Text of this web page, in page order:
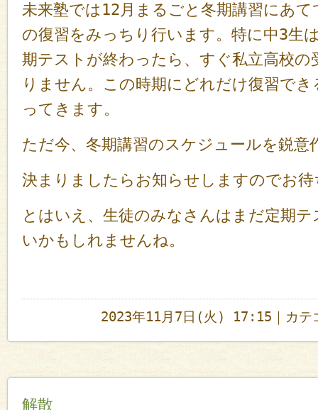
未来塾では12月まるごと冬期講習にあ
の復習をみっちり行います。特に中3生
期テストが終わったら、すぐ私立高校
りません。この時期にどれだけ復習で
ってきます。
ただ今、冬期講習のスケジュールを鋭意
決まりましたらお知らせしますのでお
とはいえ、生徒のみなさんはまだ定期
いかもしれませんね。
2023年11月7日(火) 17:15｜カテ
解散